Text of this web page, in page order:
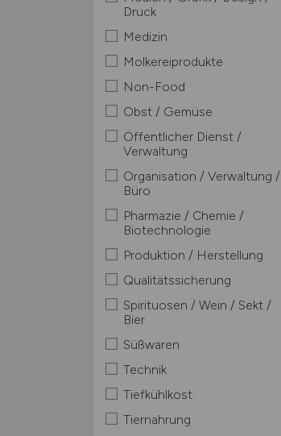
Druck
Medizin
Molkereiprodukte
Non-Food
Obst / Gemüse
Öffentlicher Dienst /
Verwaltung
Organisation / Verwaltung /
Büro
Pharmazie / Chemie /
Biotechnologie
Produktion / Herstellung
Qualitätssicherung
Spirituosen / Wein / Sekt /
Bier
Süßwaren
Technik
Tiefkühlkost
Tiernahrung